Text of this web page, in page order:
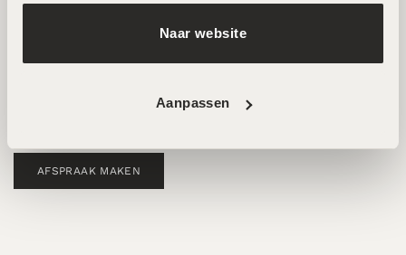
Naar website
Aanpassen
Wij ontvangen je graag in een van onze twee
hoogwaardige salons in Amsterdam Noord en Zuid.
goed bereikbaar en beschikken over
AFSPRAAK MAKEN